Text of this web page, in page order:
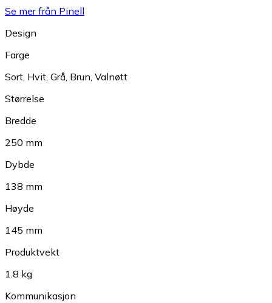
Se mer från Pinell
Design
Farge
Sort Hvit Grå Brun Valnøtt
Størrelse
Bredde
250 mm
Dybde
138 mm
Høyde
145 mm
Produktvekt
1.8 kg
Kommunikasjon